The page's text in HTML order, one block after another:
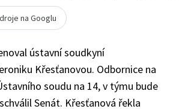
na Googlu
ústavní soudkyní
Křesťanovou. Odbornice na
soudu na 14, v týmu bude
Senát. Křesťanová řekla